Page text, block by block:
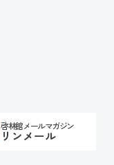
啓林館メールマガジン
リンメール